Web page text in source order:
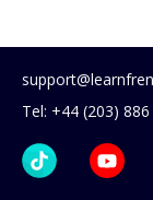
Tel: +44 (203)